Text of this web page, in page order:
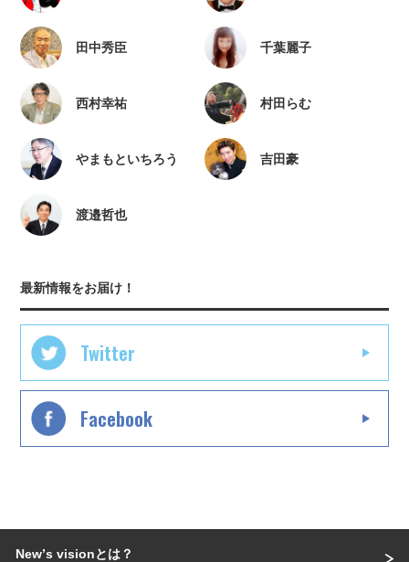
田中秀臣 千葉麗子
西村幸祐 村田らむ
やまもといちろう 吉田豪
渡邉哲也
最新情報をお届け！
Twitter
Facebook
Newʼs visionとは？